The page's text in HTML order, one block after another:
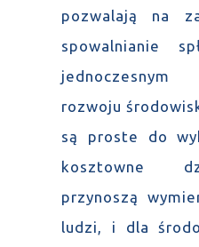
pozwalają na
spowalnianie
jednoczesnym
rozwoju
są proste do
kosztowne
przynoszą
ludzi, i dla